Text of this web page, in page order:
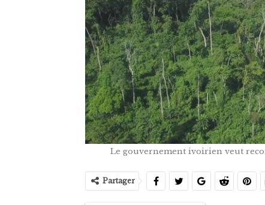
Le gouvernement ivoirien veut
Partager